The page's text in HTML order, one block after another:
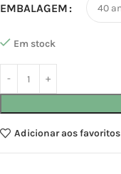
EMBALAGEM
Em stock
Adicionar aos favoritos